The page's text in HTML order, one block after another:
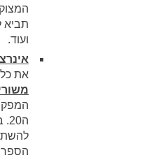
תביא
ועוד.
את כל
הספר